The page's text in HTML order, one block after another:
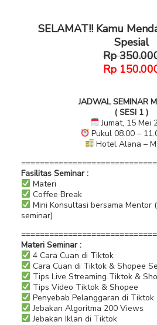
SELAMAT!! Kamu
Spesial
Rp
Rp
JADWAL SEMINAR
( SESI 1 )
Jumat, 15 Mei
Pukul 08.00 –
Hotel Alana –
Fasilitas Seminar :
Materi
Coffee Break
Mini Konsultasi bersama Mentor
seminar)
Materi Seminar :
4 Cara Cuan di Tiktok
Cara Cuan di Tiktok & Shopee
Tips Live Streaming Tiktok &
Tips Video Tiktok & Shopee
Penyebab Pelanggaran di Tiktok
Jebakan Algoritma 200 Views
Jebakan Iklan di Tiktok